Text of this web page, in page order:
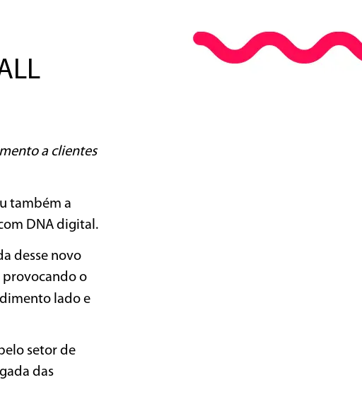
a clientes
também a
DNA digital.
desse novo
provocando o
lado e
setor de
das